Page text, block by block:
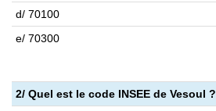
d/ 70100
e/ 70300
2/ Quel est le code INSEE de Vesoul ?